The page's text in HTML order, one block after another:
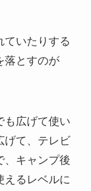
ていたりする
落とすのが
も広げて使い
げて、テレビ
、キャンプ後
えるレベルに